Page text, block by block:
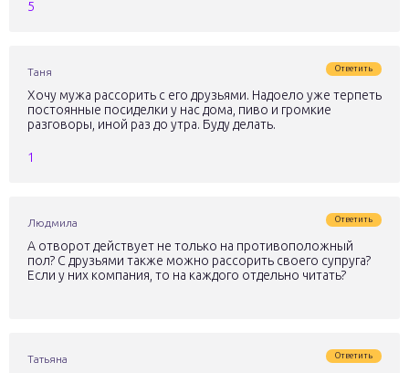
5
Таня Ответить
Хочу мужа рассорить с его друзьями. Надоело уже терпеть
постоянные посиделки у нас дома, пиво и громкие
разговоры, иной раз до утра. Буду делать.
1
Людмила Ответить
А отворот действует не только на противоположный
пол? С друзьями также можно рассорить своего супруга?
Если у них компания, то на каждого отдельно читать?
Татьяна Ответить